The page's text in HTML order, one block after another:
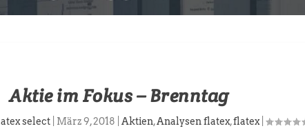
Aktie im Fokus – Brenntag
select März 9, 2018 Aktien,Analysen flatex,flatex